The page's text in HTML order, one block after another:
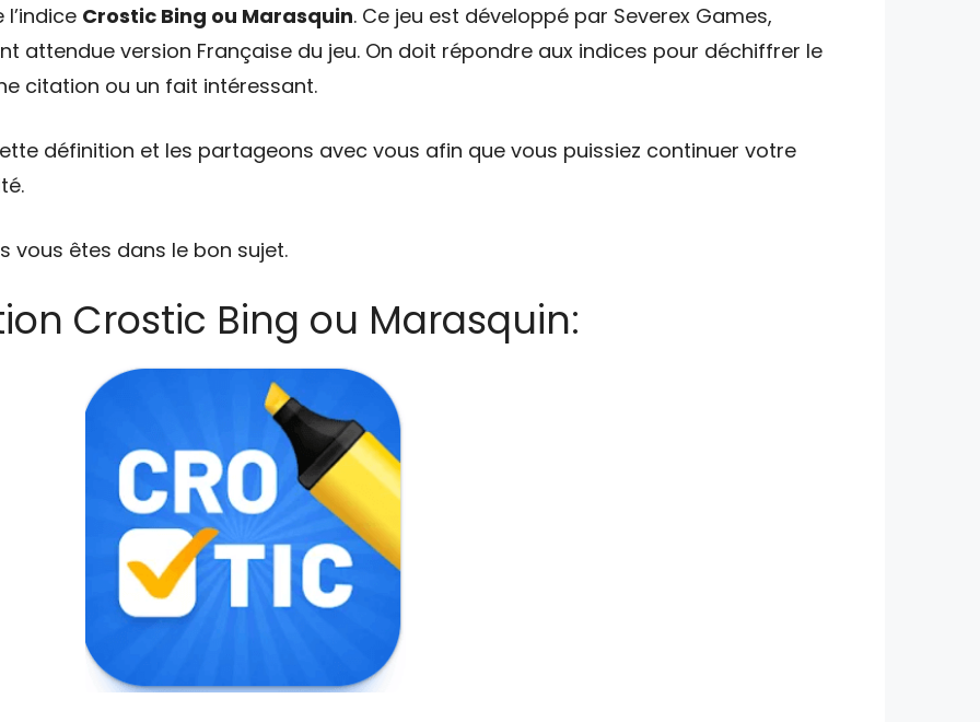
Crostic Bing ou Marasquin. Ce jeu est développé par Severex Games,
attendue version Française du jeu. On doit répondre aux indices pour déchiffrer le
citation ou un fait intéressant.
définition et les partageons avec vous afin que vous puissiez continuer votre
vous êtes dans le bon sujet.
Crostic Bing ou Marasquin: